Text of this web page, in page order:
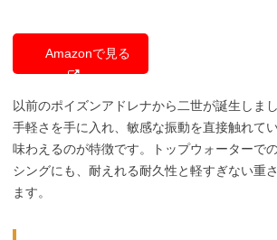
Amazonで見る
以前のポイズンアドレナから二世が誕生しま
手軽さを手に入れ、敏感な振動を直接触れて
味わえるのが特徴です。トップウォーターで
シングにも、耐えれる耐久性と軽すぎない重
ます。